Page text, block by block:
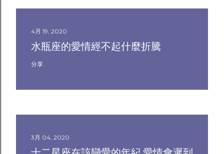
4月 19, 2020
水瓶座的愛情經不起什麼折騰
分享
3月 04, 2020